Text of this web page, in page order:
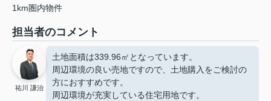
1km圏内物件
担当者のコメント
祐川 謙治
土地面積は339.96㎡となっています。
周辺環境の良い売地ですので、土地購入をご検討の
方におすすめです。
周辺環境が充実している住宅用地です。